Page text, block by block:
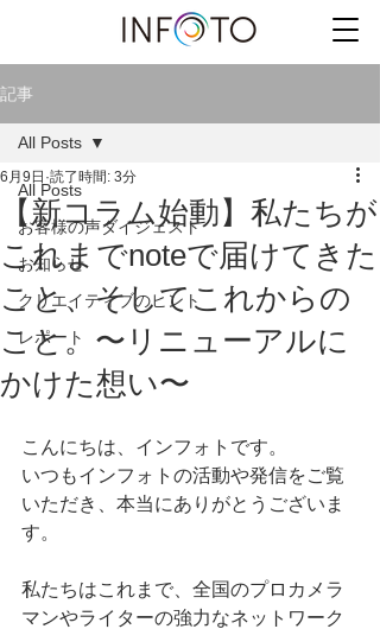
記事
All Posts
お客様の声ダイジェスト
お知らせ
クリエイティブのヒント
レポート
All Posts
【新コラム始動】私たちが
これまでnoteで届けてきた
こと、そしてこれからの
こと。〜リニューアルに
かけた想い〜
6月9日 読了時間: 3分
こんにちは、インフォトです。
いつもインフォトの活動や発信をご覧
いただき、本当にありがとうございま
す。
私たちはこれまで、全国のプロカメラ
マンやライターの強力なネットワーク